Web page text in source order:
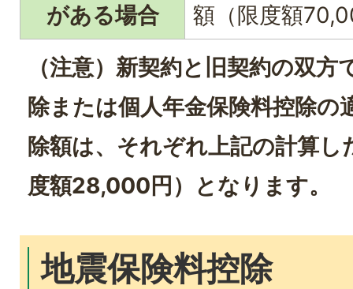
がある場合
額（限度額
（注意）新契約と旧契約の双
除または個人年金保険料控除の
除額は、それぞれ上記の計算し
度額28,000円）となります。
地震保険料控除